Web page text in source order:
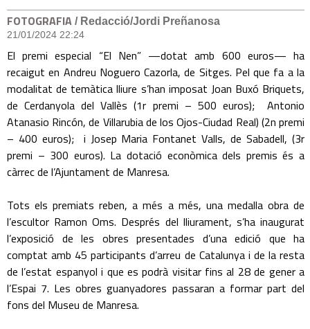
FOTOGRAFIA / Redacció/Jordi Preñanosa
21/01/2024 22:24
El premi especial “El Nen” —dotat amb 600 euros— ha
recaigut en Andreu Noguero Cazorla, de Sitges. Pel que fa a la
modalitat de temàtica lliure s’han imposat Joan Buxó Briquets,
de Cerdanyola del Vallès (1r premi – 500 euros); Antonio
Atanasio Rincón, de Villarubia de los Ojos-Ciudad Real) (2n premi
– 400 euros); i Josep Maria Fontanet Valls, de Sabadell, (3r
premi – 300 euros). La dotació econòmica dels premis és a
càrrec de l’Ajuntament de Manresa.
Tots els premiats reben, a més a més, una medalla obra de
l’escultor Ramon Oms. Després del lliurament, s’ha inaugurat
l’exposició de les obres presentades d’una edició que ha
comptat amb 45 participants d’arreu de Catalunya i de la resta
de l’estat espanyol i que es podrà visitar fins al 28 de gener a
l’Espai 7. Les obres guanyadores passaran a formar part del
fons del Museu de Manresa.